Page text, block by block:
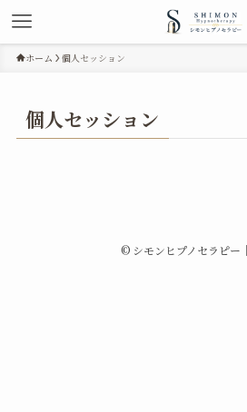
ホーム 個人セッション
個人セッション
©シモンヒプノセラピー